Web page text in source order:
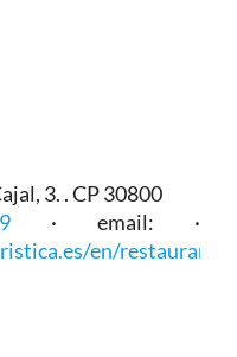
3. . CP 30800
· email: ·
en/restaurant/